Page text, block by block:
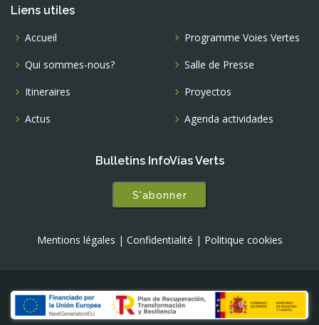
Liens utiles
Accueil
Qui sommes-nous?
Itineraires
Actus
Programme Voies Vertes
Salle de Presse
Proyectos
Agenda actividades
Bulletins InfoVías Verts
S'abonner
Mentions légales | Confidentialité | Politique cookies